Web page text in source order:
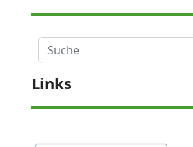
Suche
Links